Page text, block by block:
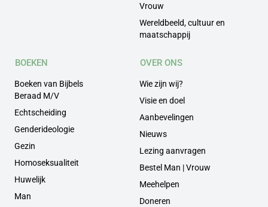
Vrouw
Wereldbeeld, cultuur en
maatschappij
BOEKEN
Boeken van Bijbels
Beraad M/V
Echtscheiding
Genderideologie
Gezin
Homoseksualiteit
Huwelijk
Man
OVER ONS
Wie zijn wij?
Visie en doel
Aanbevelingen
Nieuws
Lezing aanvragen
Bestel Man | Vrouw
Meehelpen
Doneren